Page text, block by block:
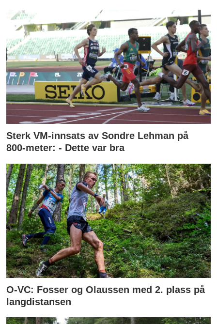
Sterk VM-innsats av Sondre Lehman på
800-meter: - Dette var bra
O-VC: Fosser og Olaussen med 2. plass på
langdistansen